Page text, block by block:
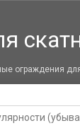
ограждения